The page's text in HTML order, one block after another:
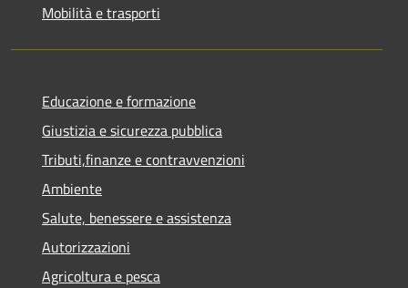
Mobilità e trasporti
Educazione e formazione
Giustizia e sicurezza pubblica
Tributi,finanze e contravvenzioni
Ambiente
Salute, benessere e assistenza
Autorizzazioni
Agricoltura e pesca